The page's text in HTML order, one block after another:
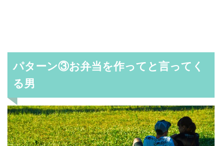
パターン③お弁当を作ってと言ってく
る男